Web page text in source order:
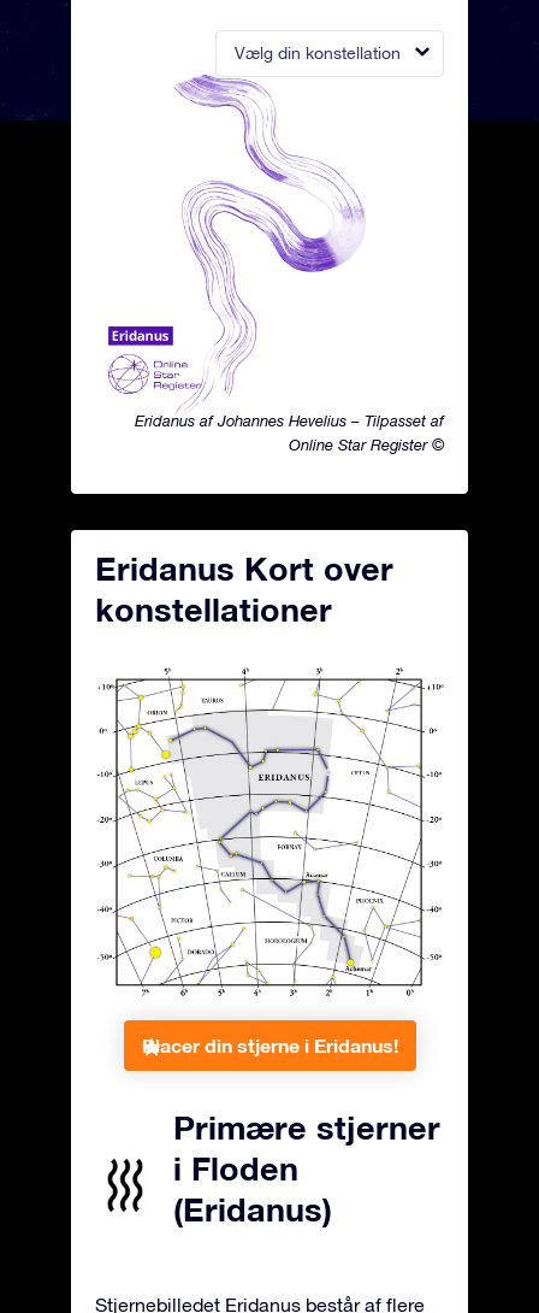
Vælg din konstellation
Eridanus af Johannes Hevelius – Tilpasset af
Online Star Register ©
Eridanus Kort over
konstellationer
Placer din stjerne i Eridanus!
Primære stjerner
i Floden
(Eridanus)
Stjernebilledet Eridanus består af flere